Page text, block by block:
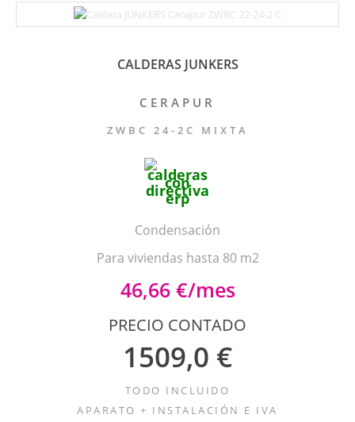
CALDERAS JUNKERS
CERAPUR
ZWBC 24-2C MIXTA
Condensación
Para viviendas hasta 80 m2
46,66 €/mes
PRECIO CONTADO
1509,0 €
TODO INCLUIDO
APARATO + INSTALACIÓN E IVA